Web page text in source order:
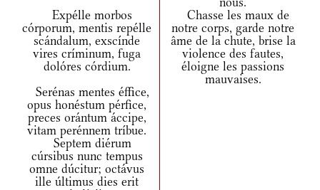
Expélle morbos
córporum, mentis repélle
scándalum, exscínde
vires críminum, fuga
dolóres córdium.
Chasse les maux de
notre corps, garde notre
âme de la chute, brise la
violence des fautes,
éloigne les passions
mauvaises.
Serénas mentes éffice,
opus honéstum pérfice,
preces orántum áccipe,
vitam perénnem tríbue.
Septem diérum
cúrsibus nunc tempus
omne dúcitur; octávus
ille últimus dies erit